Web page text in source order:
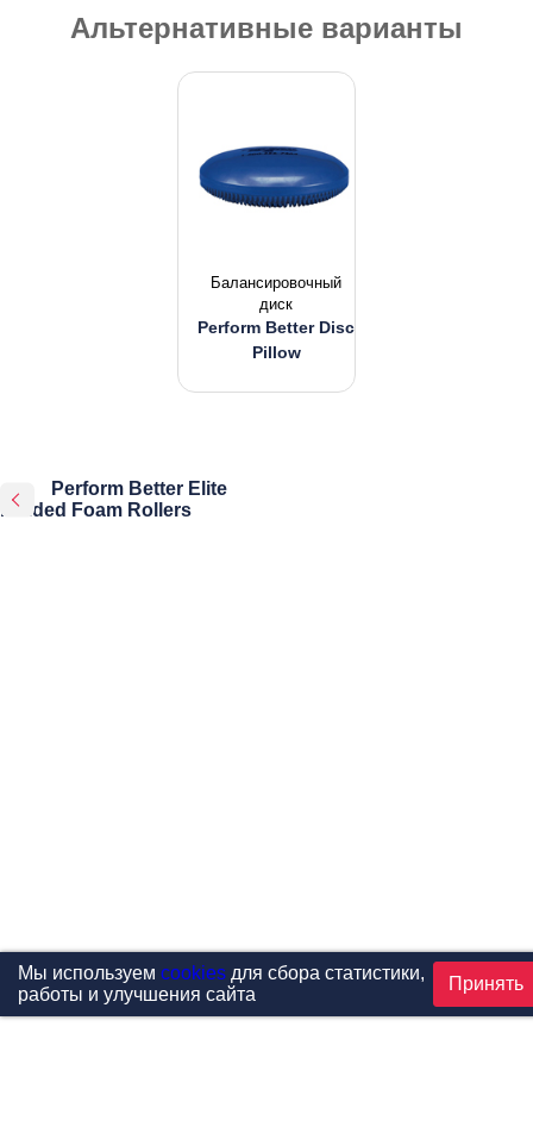
Альтернативные варианты
Балансировочный
диск
Perform Better Disc
Pillow
Perform Better Elite
Molded Foam Rollers
Мы используем cookiesдля сбора статистики,
работы и улучшения сайта
Принять